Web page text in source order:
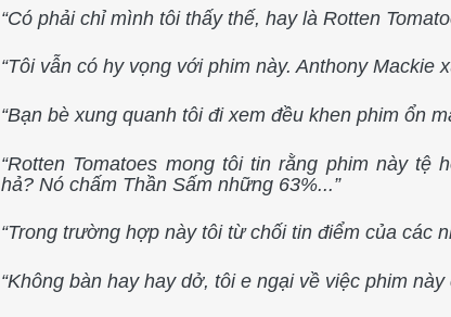
“Có phải chỉ mình tôi thấy thế, hay là Rotten
“Tôi vẫn có hy vọng với phim này. Anthony Mackie
“Bạn bè xung quanh tôi đi xem đều khen phim ổn
“Rotten Tomatoes mong tôi tin rằng phim này tệ
hả? Nó chấm Thần Sấm những 63%...”
“Trong trường hợp này tôi từ chối tin điểm của các
“Không bàn hay hay dở, tôi e ngại về việc phim này